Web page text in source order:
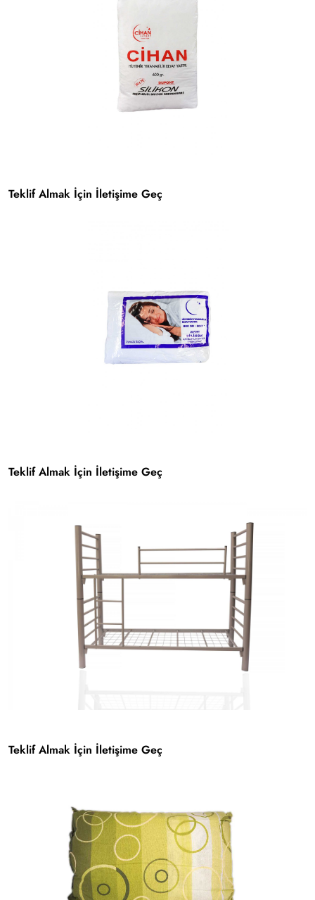
Teklif Almak İçin İletişime Geç
Teklif Almak İçin İletişime Geç
Teklif Almak İçin İletişime Geç